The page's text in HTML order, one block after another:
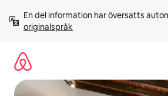
innehåll
En del information har översatts
originalspråk